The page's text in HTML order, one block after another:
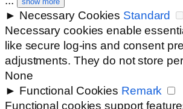
► Necessary Cookies Standard
Necessary cookies enable
like secure log-ins and consent
adjustments. They do not store
None
► Functional Cookies Remark
Functional cookies support